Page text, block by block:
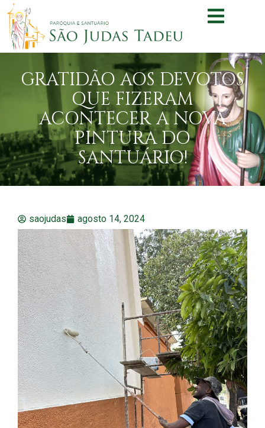
GRATIDÃO AOS DEVOTOS
QUE FIZERAM
ACONTECER A NOVA
PINTURA DO
SANTUÁRIO!
saojudas agosto 14, 2024